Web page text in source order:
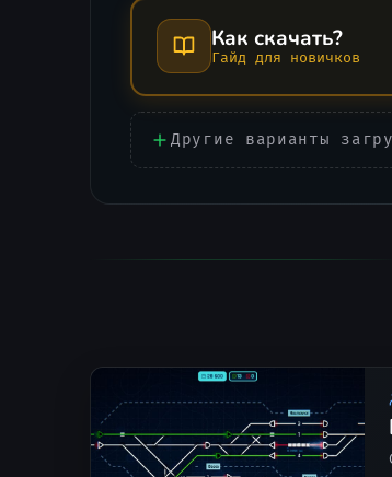
Как скачать?
Гайд для новичков
Другие варианты